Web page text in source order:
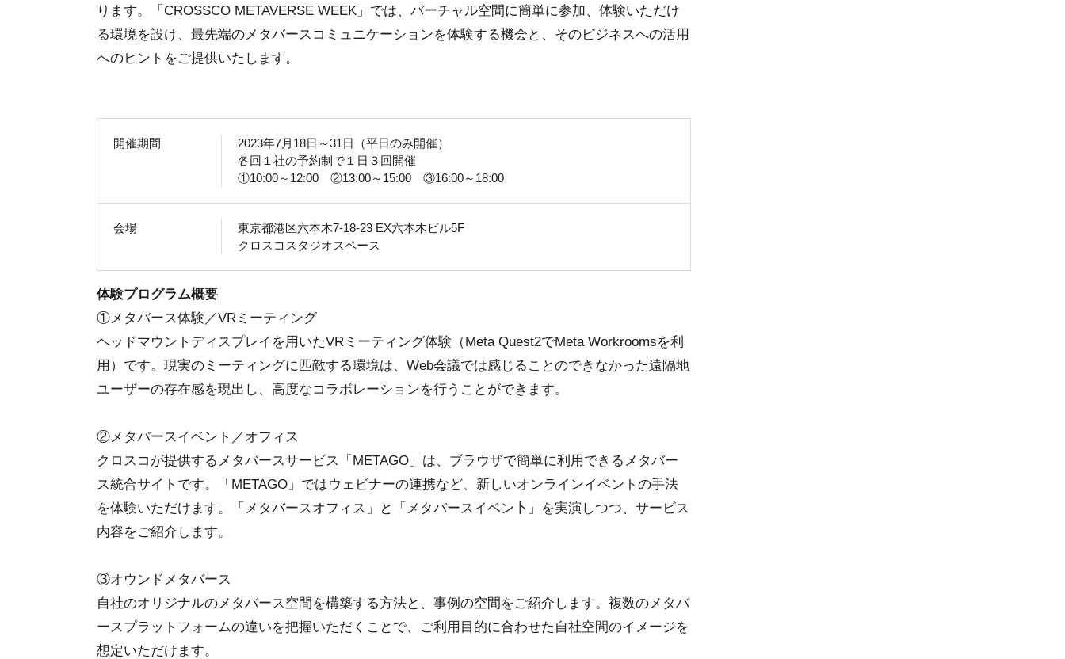
ります。「CROSSCO METAVERSE WEEK」では、バーチャル空間に簡単に参加、体験いただけ
る環境を設け、最先端のメタバースコミュニケーションを体験する機会と、そのビジネスへの活用
へのヒントをご提供いたします。
開催期間
2023年7月18日～31日（平日のみ開催）
各回１社の予約制で１日３回開催
①10:00～12:00 ②13:00～15:00 ③16:00～18:00
会場
東京都港区六本木7-18-23 EX六本木ビル5F
クロスコスタジオスペース
体験プログラム概要
①メタバース体験／VRミーティング
ヘッドマウントディスプレイを用いたVRミーティング体験（Meta Quest2でMeta Workroomsを利
用）です。現実のミーティングに匹敵する環境は、Web会議では感じることのできなかった遠隔地
ユーザーの存在感を現出し、高度なコラボレーションを行うことができます。
②メタバースイベント／オフィス
クロスコが提供するメタバースサービス「METAGO」は、ブラウザで簡単に利用できるメタバー
ス統合サイトです。「METAGO」ではウェビナーの連携など、新しいオンラインイベントの手法
を体験いただけます。「メタバースオフィス」と「メタバースイベン卜」を実演しつつ、サービス
内容をご紹介します。
③オウンドメタバース
自社のオリジナルのメタバース空間を構築する方法と、事例の空間をご紹介します。複数のメタバ
ースプラットフォームの違いを把握いただくことで、ご利用目的に合わせた自社空間のイメージを
想定いただけます。